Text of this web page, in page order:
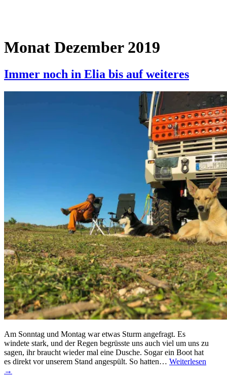
Monat Dezember 2019
Immer noch in Elia bis auf weiteres
Am Sonntag und Montag war etwas Sturm angefragt. Es
windete stark, und der Regen begrüsste uns auch viel um uns zu
sagen, ihr braucht wieder mal eine Dusche. Sogar ein Boot hat
es direkt vor unserem Stand angespült. So hatten… Weiterlesen
→